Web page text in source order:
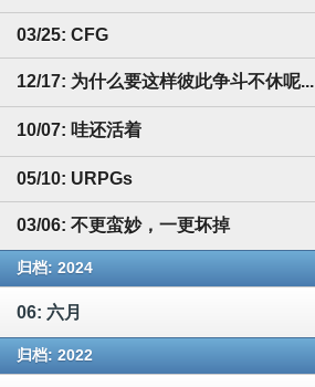
03/25: CFG
12/17: 为什么要这样彼此争斗不休呢...
10/07: 哇还活着
05/10: URPGs
03/06: 不更蛮妙，一更坏掉
归档: 2024
06: 六月
归档: 2022